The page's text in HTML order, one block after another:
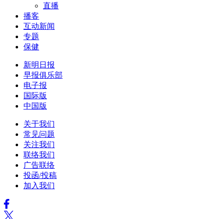
直播
播客
互动新闻
专题
保健
新明日报
早报俱乐部
电子报
国际版
中国版
关于我们
常见问题
关注我们
联络我们
广告联络
投函/投稿
加入我们